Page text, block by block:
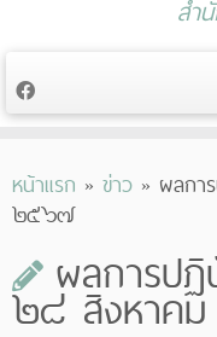
to
content
สำ
หน้าแรก » ข่าว » ผลกา
๒๕๖๗
ผลการปฏิ
๒๘ สิงหา